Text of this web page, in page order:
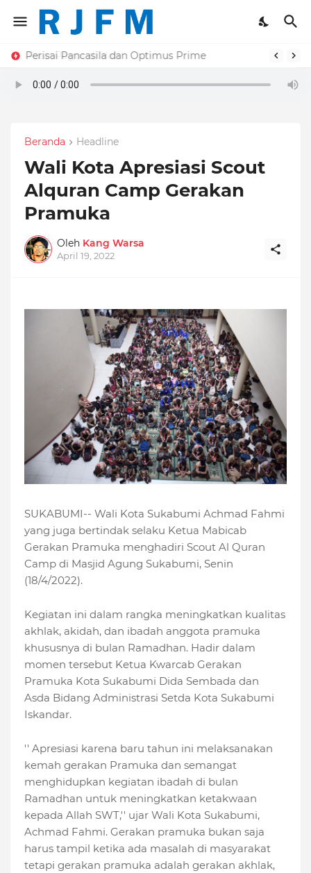
Perisai Pancasila dan Optimus Prime
Beranda Headline
Wali Kota Apresiasi Scout
Alquran Camp Gerakan
Pramuka
Oleh Kang Warsa
April 19, 2022
SUKABUMI-- Wali Kota Sukabumi Achmad Fahmi
yang juga bertindak selaku Ketua Mabicab
Gerakan Pramuka menghadiri Scout Al Quran
Camp di Masjid Agung Sukabumi, Senin
(18/4/2022).
Kegiatan ini dalam rangka meningkatkan kualitas
akhlak, akidah, dan ibadah anggota pramuka
khususnya di bulan Ramadhan. Hadir dalam
momen tersebut Ketua Kwarcab Gerakan
Pramuka Kota Sukabumi Dida Sembada dan
Asda Bidang Administrasi Setda Kota Sukabumi
Iskandar.
'' Apresiasi karena baru tahun ini melaksanakan
kemah gerakan Pramuka dan semangat
menghidupkan kegiatan ibadah di bulan
Ramadhan untuk meningkatkan ketakwaan
kepada Allah SWT,'' ujar Wali Kota Sukabumi,
Achmad Fahmi. Gerakan pramuka bukan saja
harus tampil ketika ada masalah di masyarakat
tetapi gerakan pramuka adalah gerakan akhlak,